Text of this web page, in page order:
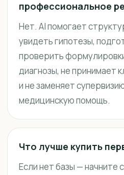
профессиональное
Нет. AI помогает
увидеть гипотезы,
проверить
диагнозы, не принимает
и не заменяет
медицинскую помощь.
Что лучше купить
Если нет базы — начните